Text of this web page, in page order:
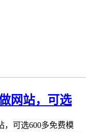
网站，可选
，可选600多免费模